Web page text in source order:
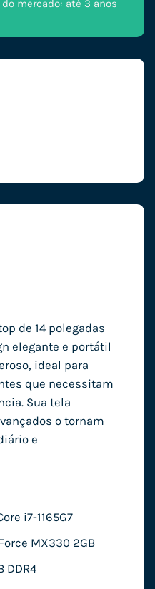
mercado: até 3 anos
de 14 polegadas
elegante e portátil
ideal para
que necessitam
Sua tela
o tornam
e
i7-1165G7
MX330 2GB
DDR4